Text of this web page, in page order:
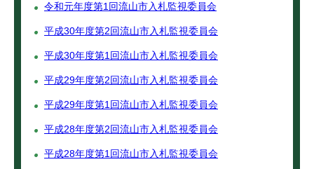
令和元年度第1回流山市入札監視委員会
平成30年度第2回流山市入札監視委員会
平成30年度第1回流山市入札監視委員会
平成29年度第2回流山市入札監視委員会
平成29年度第1回流山市入札監視委員会
平成28年度第2回流山市入札監視委員会
平成28年度第1回流山市入札監視委員会